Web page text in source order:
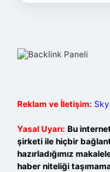
Reklam ve İletişim:
Yasal Uyarı: Bu
şirketi ile hiçbir
hazırladığımız
haber niteliği